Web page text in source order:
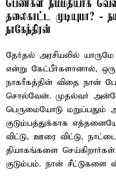
பெண்கள் நிம்மதியாக
தலைகாட்ட முடியுமா? -
நாகேந்திரன்
தேர்தல் அரசியலில்
என்று கேட்பீர்களானால், ஒரு
நாகரீகத்தின் விதை நான்
சொல்வேன். முதல்வர்
பெருமையோடு
குடும்பத்துக்காக
விட்டு, ஊரை விட்டு,
தியாகங்களை
குடும்பம். நான் சீட்டுகளை